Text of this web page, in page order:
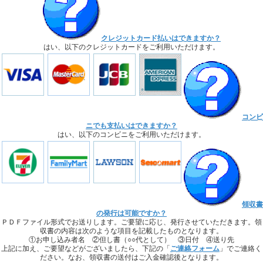
クレジットカード払いはできますか？
はい、以下のクレジットカードをご利用いただけます。
コンビ
ニでも支払いはできますか？
はい、以下のコンビニをご利用いただけます。
領収書
の発行は可能ですか？
ＰＤＦファイル形式でお送りします。ご要望に応じ、発行させていただきます。領
収書の内容は次のような項目を記載したものとなります。
①お申し込み者名 ②但し書（○○代として） ③日付 ④送り先
上記に加え、ご要望などがございましたら、下記の「 ご連絡フォーム 」でご連絡く
ださい。なお、領収書の送付はご入金確認後となります。